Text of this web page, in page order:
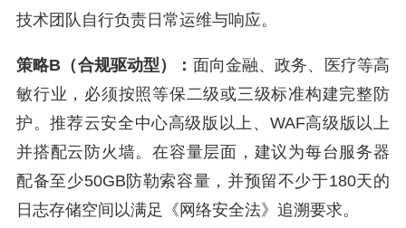
技术团队自行负责日常运维与响应。
策略B（合规驱动型）： 面向金融、政务、医疗等高
敏行业，必须按照等保二级或三级标准构建完整防
护。推荐云安全中心高级版以上、WAF高级版以上
并搭配云防火墙。在容量层面，建议为每台服务器
配备至少50GB防勒索容量，并预留不少于180天的
日志存储空间以满足《网络安全法》追溯要求。